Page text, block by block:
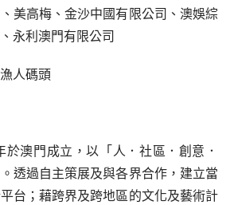
美高梅、金沙中國有限公司、澳娛綜
永利澳門有限公司
人碼頭
於澳門成立，以「人．社區．創意．
透過自主策展及與各界合作，建立當
台；藉跨界及跨地區的文化及藝術計